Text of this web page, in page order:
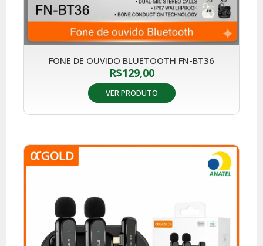
FONE DE OUVIDO BLUETOOTH FN-BT36
R$129,00
VER PRODUTO